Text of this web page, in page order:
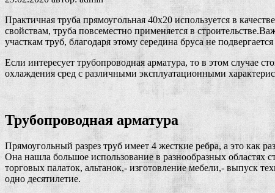
Практичная труба прямоугольная 40х20 используется в
свойствам, труба повсеместно применяется в
участкам труб, благодаря этому середина бруса не
Если интересует трубопроводная арматура, то в этом случае
охлаждения сред с различными эксплуатационными
Трубопроводная арматура
Прямоугольный разрез труб имеет 4 жесткие ребра, а это как
Она нашла большое использование в разнообразных областях
торговых палаток, альтанок,- изготовление мебели,- выпуск
одно десятилетие.